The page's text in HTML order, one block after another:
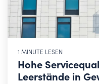
1 MINUTE LESEN
Hohe
Leerstände in